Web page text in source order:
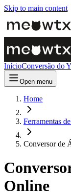
Skip to main content
InícioConversão do
Open menu
Home
Ferramentas
Conversor de
Online